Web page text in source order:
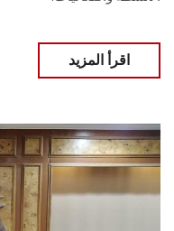
اقرأ المزيد